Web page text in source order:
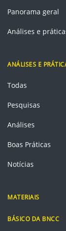
Panorama geral
Análises e
ANÁLISES E
Todas
Pesquisas
Análises
Boas Práticas
Notícias
MATERIAIS
BÁSICO DA BNCC